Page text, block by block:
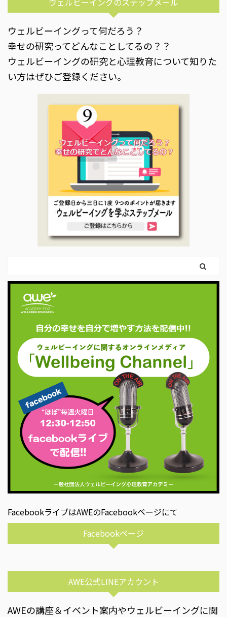
ウェルビーイングって何だろう？
幸せの研究ってどんなことしてるの？？
ウェルビーイングの研究と心理教育について知りた
い方はぜひご登録ください。
FacebookライブはAWEのFacebookページにて
Facebookページ
AWE公式LINEアカウント
AWEの講座＆イベント案内やウェルビーイングに関